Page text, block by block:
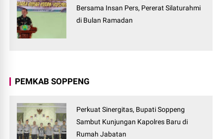
Bersama Insan Pers, Pererat Silaturahmi
di Bulan Ramadan
PEMKAB SOPPENG
Perkuat Sinergitas, Bupati Soppeng
Sambut Kunjungan Kapolres Baru di
Rumah Jabatan